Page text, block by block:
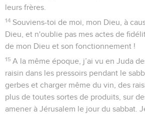
leurs frères.
14 Souviens-toi de moi, mon Dieu, à
Dieu, et n'oublie pas mes actes de
de mon Dieu et son fonctionnement !
15 A la même époque, j’ai vu en Juda
raisin dans les pressoirs pendant le
gerbes et charger même du vin, des
plus de toutes sortes de produits, sur
amener à Jérusalem le jour du sabbat.